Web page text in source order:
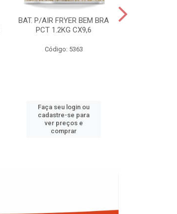
BAT. P/AIR FRYER BEM BRA
PCT 1.2KG CX9,6
Código: 5363
Faça seu login ou
cadastre-se para
ver preços e
comprar